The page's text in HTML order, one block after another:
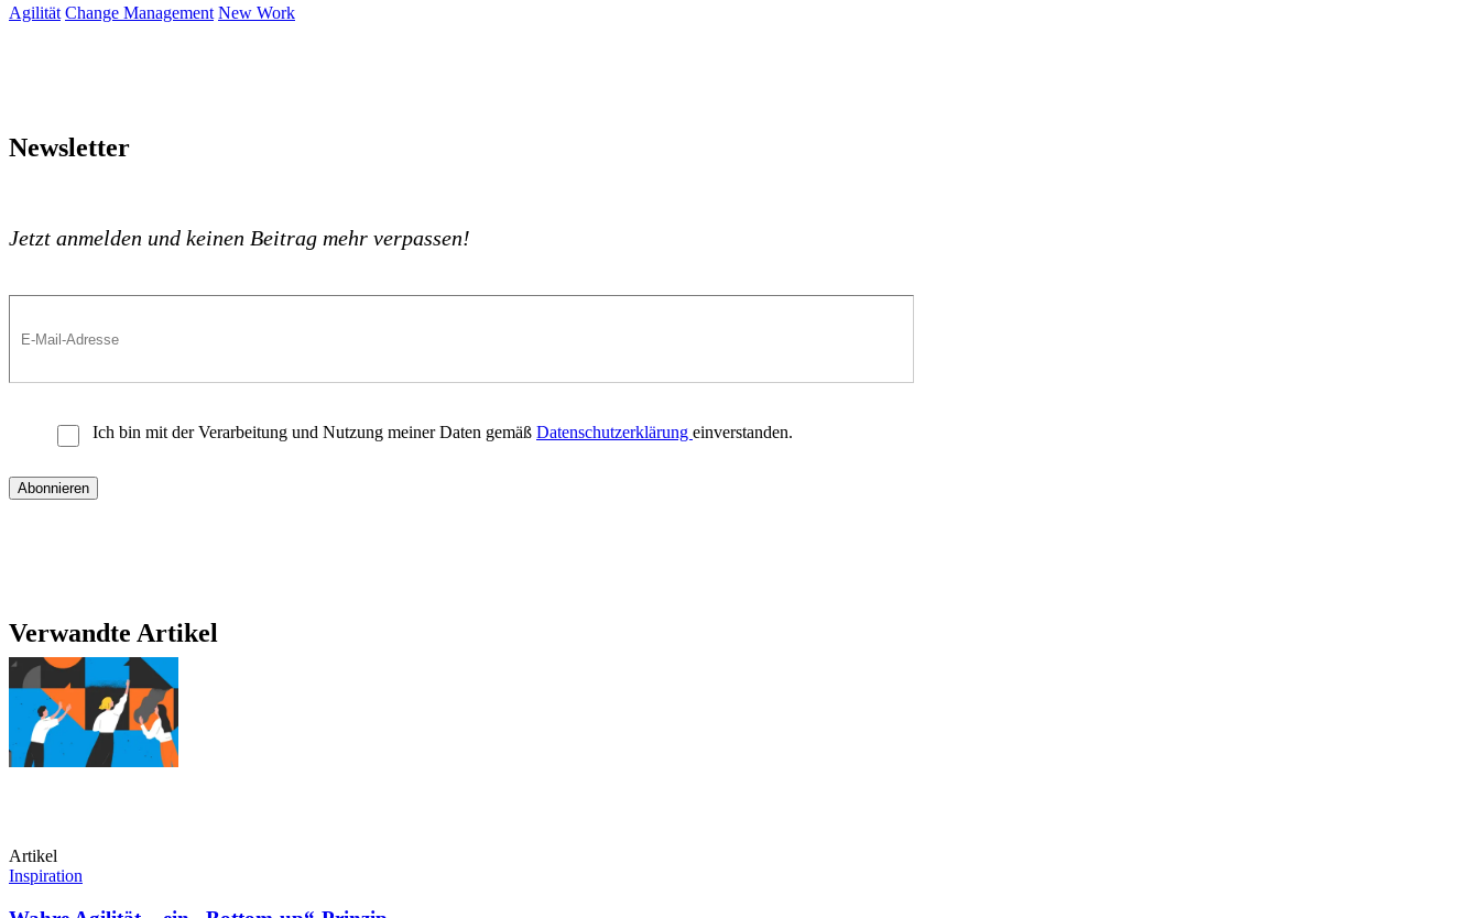
Agilität Change Management New Work
Newsletter
Jetzt anmelden und keinen Beitrag mehr verpassen!
Ich bin mit der Verarbeitung und Nutzung meiner Daten gemäß Datenschutzerklärung einverstanden.
Verwandte Artikel
Artikel
Inspiration